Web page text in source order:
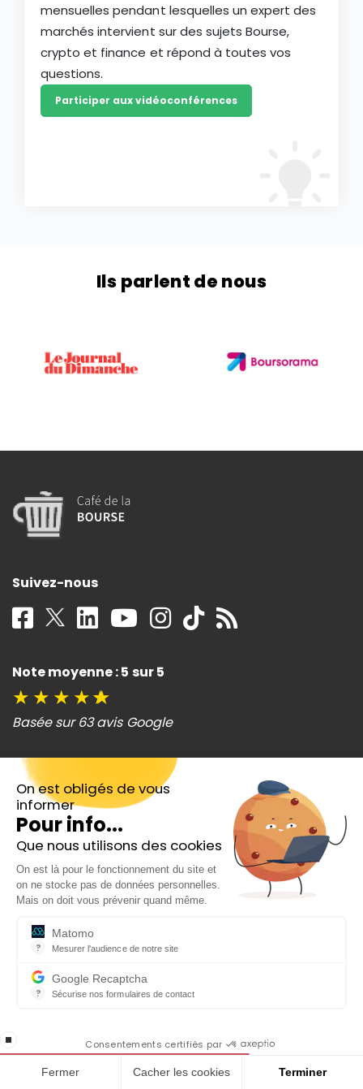
On est obligés de vous
informer
Pour info...
Que nous utilisons des cookies
On est là pour le fonctionnement du site et
on ne stocke pas de données personnelles.
Mais on doit vous prévenir quand même.
?
Matomo
Mesurer l'audience de notre site
?
Google Recaptcha
Sécurise nos formulaires de contact
stop loading Consentements certifiés par
Fermer Cacher les cookies Terminer
mensuelles pendant lesquelles un expert des
marchés intervient sur des sujets Bourse,
crypto et finance et répond à toutes vos
questions.
Participer aux vidéoconférences
Ils parlent de nous
Inscrivez-vous gratuitement à
notre Newsletter hebdo
En cadeau notre ebook
politique de confidentialité de ce site
Suivez-nous
Note moyenne : 5 sur 5
★ ★ ★ ★★
Basée sur 63 avis Google
Catégories
Bourse
Crypto
Trading
Top actions
Analyses actions
Produits financiers